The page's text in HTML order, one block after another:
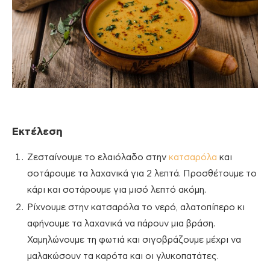
Εκτέλεση
Ζεσταίνουμε το ελαιόλαδο στην κατσαρόλα και
σοτάρουμε τα λαχανικά για 2 λεπτά. Προσθέτουμε το
κάρι και σοτάρουμε για μισό λεπτό ακόμη.
Ρίχνουμε στην κατσαρόλα το νερό, αλατοπίπερο κι
αφήνουμε τα λαχανικά να πάρουν μια βράση.
Χαμηλώνουμε τη φωτιά και σιγοβράζουμε μέχρι να
μαλακώσουν τα καρότα και οι γλυκοπατάτες.